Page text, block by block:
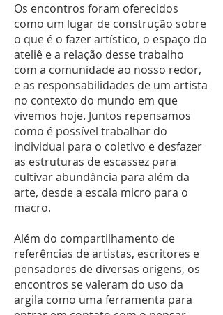
Os encontros foram oferecidos
como um lugar de construção sobre
o que é o fazer artístico, o espaço do
ateliê e a relação desse trabalho
com a comunidade ao nosso redor,
e as responsabilidades de um artista
no contexto do mundo em que
vivemos hoje. Juntos repensamos
como é possível trabalhar do
individual para o coletivo e desfazer
as estruturas de escassez para
cultivar abundância para além da
arte, desde a escala micro para o
macro.
Além do compartilhamento de
referências de artistas, escritores e
pensadores de diversas origens, os
encontros se valeram do uso da
argila como uma ferramenta para